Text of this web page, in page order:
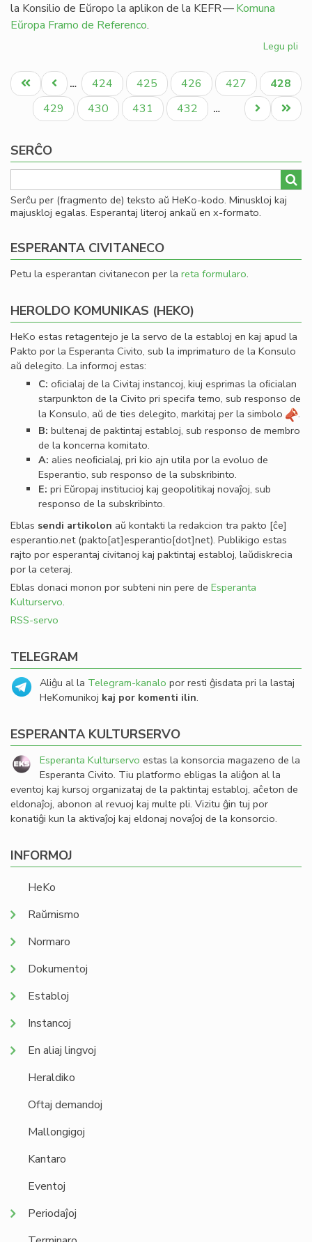
la Konsilio de Eŭropo la aplikon de la KEFR —Komuna
Eŭropa Framo de Referenco.
Legu pli
pri
en
Pagination
Unua
paĝo
Antaŭa
paĝo
… Paĝo
424 Paĝo
425 Paĝo
426 Paĝo
427
Aktuala
paĝo
428
Paĝo
429 Paĝo
430 Paĝo
431 Paĝo
432 …
Last
page
Next
page
SERĈO
Serĉu per (fragmento de) teksto aŭ HeKo-kodo. Minuskloj kaj
majuskloj egalas. Esperantaj literoj ankaŭ en x-formato.
ESPERANTA CIVITANECO
Petu la esperantan civitanecon per la reta formularo.
HEROLDO KOMUNIKAS (HEKO)
HeKo estas retagentejo je la servo de la establoj en kaj apud la
Pakto por la Esperanta Civito, sub la imprimaturo de la Konsulo
aŭ delegito. La informoj estas:
C: oﬁcialaj de la Civitaj instancoj, kiuj esprimas la oﬁcialan
starpunkton de la Civito pri specifa temo, sub responso de
la Konsulo, aŭ de ties delegito, markitaj per la simbolo
.
B: bultenaj de paktintaj establoj, sub responso de membro
de la koncerna komitato.
A: alies neoﬁcialaj, pri kio ajn utila por la evoluo de
Esperantio, sub responso de la subskribinto.
E: pri Eŭropaj institucioj kaj geopolitikaj novaĵoj, sub
responso de la subskribinto.
Eblas sendi artikolon aŭ kontakti la redakcion tra pakto [ĉe]
esperantio.net(pakto[at]esperantio[dot]net). Publikigo estas
rajto por esperantaj civitanoj kaj paktintaj establoj, laŭdiskrecia
por la ceteraj.
Eblas donaci monon por subteni nin pere de Esperanta
Kulturservo.
RSS-servo
TELEGRAM
Aliĝu al la Telegram-kanalo por resti ĝisdata pri la lastaj
HeKomunikoj kaj por komenti ilin.
ESPERANTA KULTURSERVO
Esperanta Kulturservo estas la konsorcia magazeno de la
Esperanta Civito. Tiu platformo ebligas la aliĝon al la
eventoj kaj kursoj organizataj de la paktintaj establoj, aĉeton de
eldonaĵoj, abonon al revuoj kaj multe pli. Vizitu ĝin tuj por
konatiĝi kun la aktivaĵoj kaj eldonaj novaĵoj de la konsorcio.
INFORMOJ
HeKo
Raŭmismo
Normaro
Dokumentoj
Establoj
Instancoj
En aliaj lingvoj
Heraldiko
Oftaj demandoj
Mallongigoj
Kantaro
Eventoj
Periodaĵoj